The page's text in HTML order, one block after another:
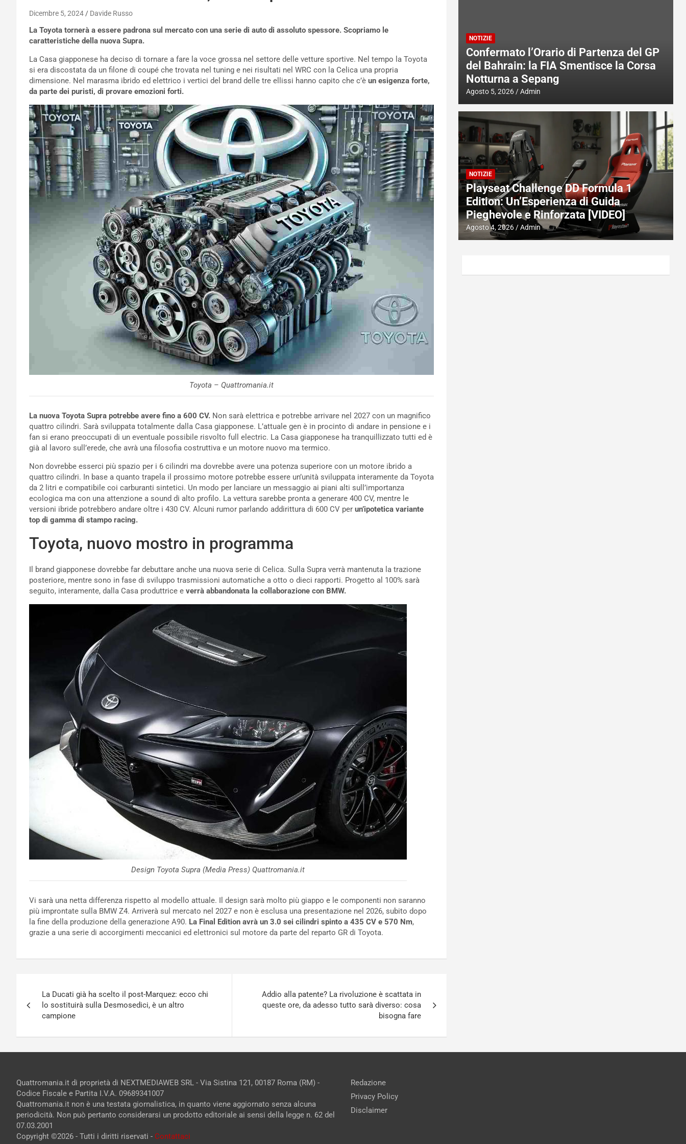
Dicembre 5, 2024 Davide Russo
La Toyota tornerà a essere padrona sul mercato con una serie di auto di assoluto spessore. Scopriamo le
caratteristiche della nuova Supra.
La Casa giapponese ha deciso di tornare a fare la voce grossa nel settore delle vetture sportive. Nel tempo la Toyota
si era discostata da un filone di coupé che trovata nel tuning e nei risultati nel WRC con la Celica una propria
dimensione. Nel marasma ibrido ed elettrico i vertici del brand delle tre ellissi hanno capito che c’è un esigenza forte,
da parte dei puristi, di provare emozioni forti.
Toyota – Quattromania.it
La nuova Toyota Supra potrebbe avere fino a 600 CV. Non sarà elettrica e potrebbe arrivare nel 2027 con un magnifico
quattro cilindri. Sarà sviluppata totalmente dalla Casa giapponese. L’attuale gen è in procinto di andare in pensione e i
fan si erano preoccupati di un eventuale possibile risvolto full electric. La Casa giapponese ha tranquillizzato tutti ed è
già al lavoro sull’erede, che avrà una filosofia costruttiva e un motore nuovo ma termico.
Non dovrebbe esserci più spazio per i 6 cilindri ma dovrebbe avere una potenza superiore con un motore ibrido a
quattro cilindri. In base a quanto trapela il prossimo motore potrebbe essere un’unità sviluppata interamente da Toyota
da 2 litri e compatibile coi carburanti sintetici. Un modo per lanciare un messaggio ai piani alti sull’importanza
ecologica ma con una attenzione a sound di alto profilo. La vettura sarebbe pronta a generare 400 CV, mentre le
versioni ibride potrebbero andare oltre i 430 CV. Alcuni rumor parlando addirittura di 600 CV per un’ipotetica variante
top di gamma di stampo racing.
Toyota, nuovo mostro in programma
Il brand giapponese dovrebbe far debuttare anche una nuova serie di Celica. Sulla Supra verrà mantenuta la trazione
posteriore, mentre sono in fase di sviluppo trasmissioni automatiche a otto o dieci rapporti. Progetto al 100% sarà
seguito, interamente, dalla Casa produttrice e verrà abbandonata la collaborazione con BMW.
Design Toyota Supra (Media Press) Quattromania.it
Vi sarà una netta differenza rispetto al modello attuale. Il design sarà molto più giappo e le componenti non saranno
più improntate sulla BMW Z4. Arriverà sul mercato nel 2027 e non è esclusa una presentazione nel 2026, subito dopo
la fine della produzione della generazione A90. La Final Edition avrà un 3.0 sei cilindri spinto a 435 CV e 570 Nm,
grazie a una serie di accorgimenti meccanici ed elettronici sul motore da parte del reparto GR di Toyota.
articoli
La Ducati già ha scelto il post-Marquez: ecco chi
lo sostituirà sulla Desmosedici, è un altro
campione
Addio alla patente? La rivoluzione è scattata in
queste ore, da adesso tutto sarà diverso: cosa
bisogna fare
NOTIZIE
Confermato l’Orario di Partenza del GP
del Bahrain: la FIA Smentisce la Corsa
Notturna a Sepang
Agosto 5, 2026 Admin
NOTIZIE
Playseat Challenge DD Formula 1
Edition: Un’Esperienza di Guida
Pieghevole e Rinforzata [VIDEO]
Agosto 4, 2026 Admin
Quattromania.it di proprietà di NEXTMEDIAWEB SRL - Via Sistina 121, 00187 Roma (RM) -
Codice Fiscale e Partita I.V.A. 09689341007
Quattromania.it non è una testata giornalistica, in quanto viene aggiornato senza alcuna
periodicità. Non può pertanto considerarsi un prodotto editoriale ai sensi della legge n. 62 del
07.03.2001
Copyright ©2026 - Tutti i diritti riservati - Contattaci
Redazione
Privacy Policy
Disclaimer